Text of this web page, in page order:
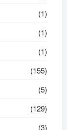
(1)
(1)
(1)
(155)
(5)
(129)
(3)